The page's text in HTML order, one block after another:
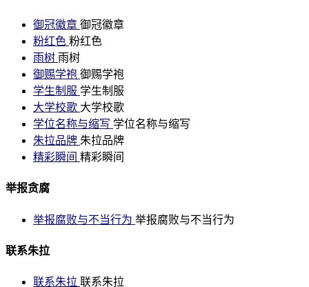
御冠徽章 御冠徽章
粉红色 粉红色
雨树 雨树
御赐学袍 御赐学袍
学生制服 学生制服
大学校歌 大学校歌
学位名称与缩写 学位名称与缩写
朱拉品牌 朱拉品牌
精彩瞬间 精彩瞬间
举报贪腐
举报腐败与不当行为 举报腐败与不当行为
联系朱拉
联系朱拉 联系朱拉